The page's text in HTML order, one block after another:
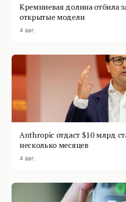
Кремниевая долина отбила
открытые модели
4 авг.
Anthropic отдаст $10 млрд
несколько месяцев
4 авг.